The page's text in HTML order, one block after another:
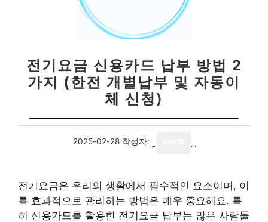
전기요금 신용카드 납부 방법 2
가지 (한전 개별납부 및 자동이
체 신청)
2025-02-28 작성자:
전기요금은 우리의 생활에서 필수적인 요소이며, 이
를 효과적으로 관리하는 방법은 매우 중요해요. 특
히 신용카드를 활용한 전기요금 납부는 많은 사람들